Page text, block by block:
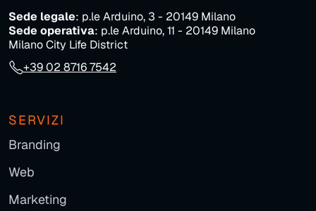
Sede legale: p.le Arduino, 3 - 20149 Milano
Sede operativa: p.le Arduino, 11 - 20149 Milano
Milano City Life District
+39 02 8716 7542
SERVIZI
Branding
Web
Marketing